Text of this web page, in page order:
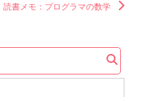
読書メモ：プログラマの数学